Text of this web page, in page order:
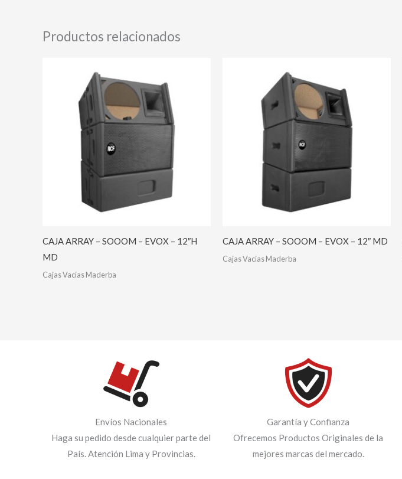
Productos relacionados
CAJA ARRAY – SOOOM – EVOX – 12″H
MD
Cajas Vacias Maderba
CAJA ARRAY – SOOOM – EVOX – 12″ MD
Cajas Vacias Maderba
Envíos Nacionales
Haga su pedido desde cualquier parte del
País. Atención Lima y Provincias.
Garantía y Confianza
Ofrecemos Productos Originales de la
mejores marcas del mercado.